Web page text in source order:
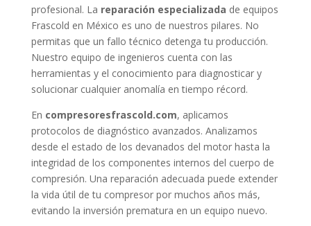
profesional. La reparación especializada de equipos
Frascold en México es uno de nuestros pilares. No
permitas que un fallo técnico detenga tu producción.
Nuestro equipo de ingenieros cuenta con las
herramientas y el conocimiento para diagnosticar y
solucionar cualquier anomalía en tiempo récord.
En compresoresfrascold.com, aplicamos
protocolos de diagnóstico avanzados. Analizamos
desde el estado de los devanados del motor hasta la
integridad de los componentes internos del cuerpo de
compresión. Una reparación adecuada puede extender
la vida útil de tu compresor por muchos años más,
evitando la inversión prematura en un equipo nuevo.